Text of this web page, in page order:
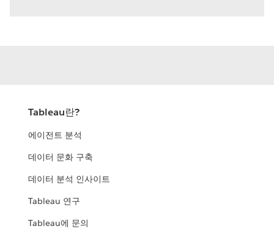
Tableau란?
에이전트 분석
데이터 문화 구축
데이터 분석 인사이트
Tableau 연구
Tableau에 문의